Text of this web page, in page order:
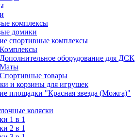
комплексы
домики
спортивные комплексы
Комплексы
Дополнительное оборудование для ДСК
Маты
Спортивные товары
и корзины для игрушек
площадки "Красная звезда (Можга)"
коляски
1 в 1
2 в 1